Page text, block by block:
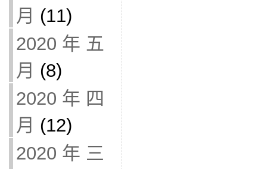
月 (11)
2020 年 五
月 (8)
2020 年 四
月 (12)
2020 年 三